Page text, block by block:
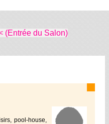
(Entrée du Salon)
pool-house,